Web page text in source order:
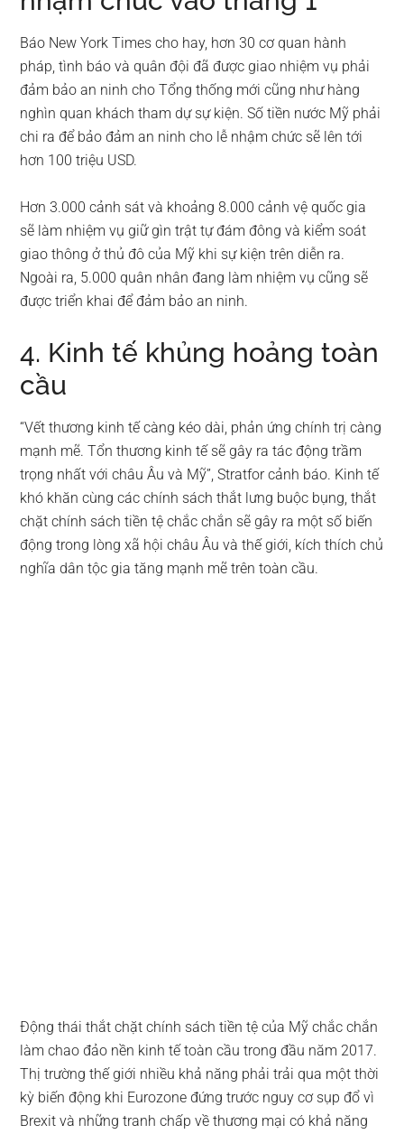
Báo New York Times cho hay, hơn 30 cơ quan hành
pháp, tình báo và quân đội đã được giao nhiệm vụ phải
đảm bảo an ninh cho Tổng thống mới cũng như hàng
nghìn quan khách tham dự sự kiện. Số tiền nước Mỹ phải
chi ra để bảo đảm an ninh cho lễ nhậm chức sẽ lên tới
hơn 100 triệu USD.
Hơn 3.000 cảnh sát và khoảng 8.000 cảnh vệ quốc gia
sẽ làm nhiệm vụ giữ gìn trật tự đám đông và kiểm soát
giao thông ở thủ đô của Mỹ khi sự kiện trên diễn ra.
Ngoài ra, 5.000 quân nhân đang làm nhiệm vụ cũng sẽ
được triển khai để đảm bảo an ninh.
4. Kinh tế khủng hoảng toàn
cầu
“Vết thương kinh tế càng kéo dài, phản ứng chính trị càng
mạnh mẽ. Tổn thương kinh tế sẽ gây ra tác động trầm
trọng nhất với châu Âu và Mỹ”, Stratfor cảnh báo. Kinh tế
khó khăn cùng các chính sách thắt lưng buộc bụng, thắt
chặt chính sách tiền tệ chắc chắn sẽ gây ra một số biến
động trong lòng xã hội châu Âu và thế giới, kích thích chủ
nghĩa dân tộc gia tăng mạnh mẽ trên toàn cầu.
Động thái thắt chặt chính sách tiền tệ của Mỹ chắc chắn
làm chao đảo nền kinh tế toàn cầu trong đầu năm 2017.
Thị trường thế giới nhiều khả năng phải trải qua một thời
kỳ biến động khi Eurozone đứng trước nguy cơ sụp đổ vì
Brexit và những tranh chấp về thương mại có khả năng